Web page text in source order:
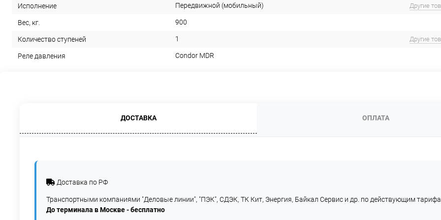
Исполнение Передвижной (мобильный) Другие
Вес, кг. 900
Количество ступеней 1 Другие
Реле давления Condor MDR
ДОСТАВКА ОПЛАТА
Доставка по РФ
Транспортными компаниями "Деловые линии", "ПЭК", СДЭК, ТК Кит, Энергия, Байкал Сервис и др. по действующим
До терминала в Москве - бесплатно